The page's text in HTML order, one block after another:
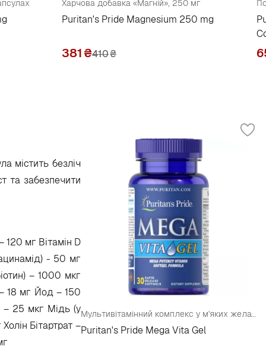
Харчова добавка «Магній», 250 мг
Puritan's Pride Magnesium 250 mg
381₴410₴
містить безліч
та забезпечити
120 мг Вітамін D
- 50 мг
– 1000 мкг
18 мг Йод – 150
– 25 мкг Мідь (у
Бітартрат –
Мультивітамінний комплекс у м'яких желатинових капсулах.
Puritan's Pride Mega Vita Gel